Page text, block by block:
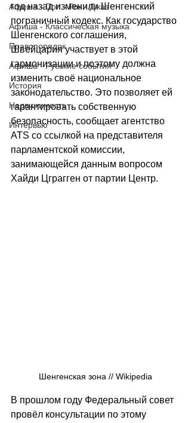
Афиша - Поп - Рок - Джаз
Афиша - Классическая музыка
Правопорядок
Афиша - Русские события
История
Недвижимость
Интервью
год назад изменили Шенгенский
пограничный кодекс. Как государство
Шенгенского соглашения,
Швейцария участвует в этой
гармонизации и поэтому должна
изменить своё национальное
законодательство. Это позволяет ей
гарантировать собственную
безопасность, сообщает агентство
ATS со ссылкой на представителя
парламентской комиссии,
занимающейся данным вопросом
Хайди Цграгген от партии Центр.
Шенгенская зона // Wikipedia
В прошлом году Федеральный совет
провёл консультации по этому